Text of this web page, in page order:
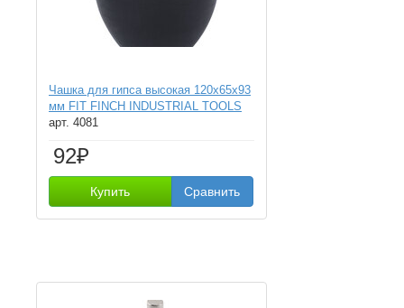
Чашка для гипса высокая 120х65х93
мм FIT FINCH INDUSTRIAL TOOLS
арт. 4081
92₽
Купить Сравнить